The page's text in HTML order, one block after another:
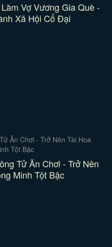
Vợ Vương Gia Què -
Xã Hội Cổ Đại
Tử Ăn Chơi - Trở Nên
Minh Tột Bậc